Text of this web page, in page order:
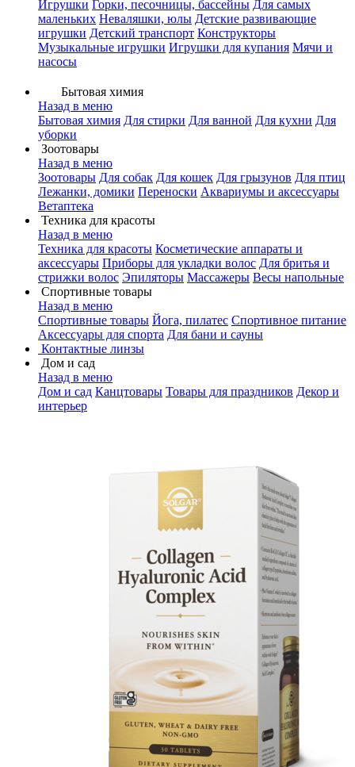
Игрушки Горки, песочницы, бассейны Для самых
маленьких Неваляшки, юлы Детские развивающие
игрушки Детский транспорт Конструкторы
Музыкальные игрушки Игрушки для купания Мячи и
насосы
Бытовая химия
Назад в меню
Бытовая химия Для стирки Для ванной Для кухни Для
уборки
Зоотовары
Назад в меню
Зоотовары Для собак Для кошек Для грызунов Для птиц
Лежанки, домики Переноски Аквариумы и аксессуары
Ветаптека
Техника для красоты
Назад в меню
Техника для красоты Косметические аппараты и
аксессуары Приборы для укладки волос Для бритья и
стрижки волос Эпиляторы Массажеры Весы напольные
Спортивные товары
Назад в меню
Спортивные товары Йога, пилатес Спортивное питание
Аксессуары для спорта Для бани и сауны
Контактные линзы
Дом и сад
Назад в меню
Дом и сад Канцтовары Товары для праздников Декор и
интерьер